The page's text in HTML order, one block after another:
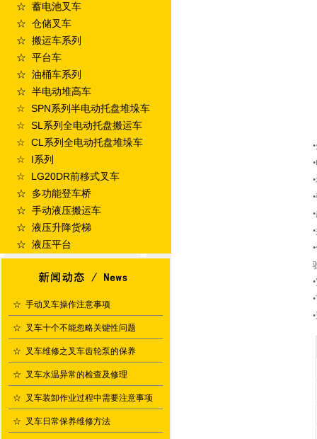
☆ 蓄电池叉车
☆ 仓储叉车
☆ 搬运车系列
☆ 平台车
☆ 油桶车系列
☆ 半电动堆高车
☆ SPN系列半电动托盘堆垛车
☆ SL系列全电动托盘搬运车
☆ CL系列全电动托盘堆垛车
☆ I系列
☆ LG20DR前移式叉车
☆ 多功能登车桥
☆ 手动液压搬运车
☆ 液压升降货梯
☆ 液压平台
☆ 手动叉车操作注意事项
☆ 叉车十个不能忽略关键性问题
☆ 叉车维修之叉车齿轮泵的保养
☆ 叉车水温异常的检查及修理
☆ 叉车装卸作业过程中需要注意事项
☆ 叉车日常保养维修方法